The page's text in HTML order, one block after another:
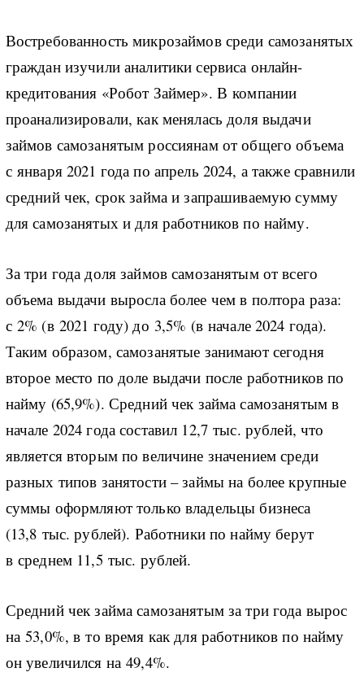
Востребованность микрозаймов среди самозанятых
граждан изучили аналитики сервиса онлайн-
кредитования «Робот Займер». В компании
проанализировали, как менялась доля выдачи
займов самозанятым россиянам от общего объема
с января 2021 года по апрель 2024, а также сравнили
средний чек, срок займа и запрашиваемую сумму
для самозанятых и для работников по найму.
За три года доля займов самозанятым от всего
объема выдачи выросла более чем в полтора раза:
с 2% (в 2021 году) до 3,5% (в начале 2024 года).
Таким образом, самозанятые занимают сегодня
второе место по доле выдачи после работников по
найму (65,9%). Средний чек займа самозанятым в
начале 2024 года составил 12,7 тыс. рублей, что
является вторым по величине значением среди
разных типов занятости – займы на более крупные
суммы оформляют только владельцы бизнеса
(13,8 тыс. рублей). Работники по найму берут
в среднем 11,5 тыс. рублей.
Средний чек займа самозанятым за три года вырос
на 53,0%, в то время как для работников по найму
он увеличился на 49,4%.